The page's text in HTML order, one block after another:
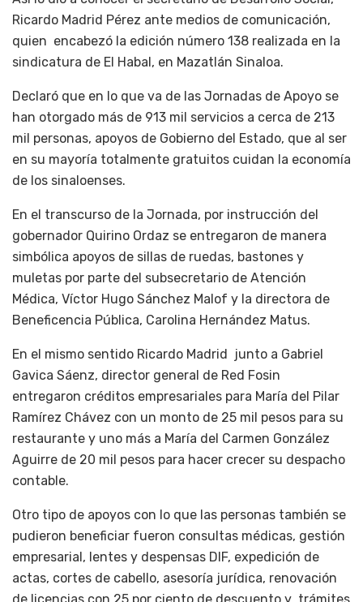
Ricardo Madrid Pérez ante medios de comunicación,
quien encabezó la edición número 138 realizada en la
sindicatura de El Habal, en Mazatlán Sinaloa.
Declaró que en lo que va de las Jornadas de Apoyo se
han otorgado más de 913 mil servicios a cerca de 213
mil personas, apoyos de Gobierno del Estado, que al ser
en su mayoría totalmente gratuitos cuidan la economía
de los sinaloenses.
En el transcurso de la Jornada, por instrucción del
gobernador Quirino Ordaz se entregaron de manera
simbólica apoyos de sillas de ruedas, bastones y
muletas por parte del subsecretario de Atención
Médica, Víctor Hugo Sánchez Malof y la directora de
Beneficencia Pública, Carolina Hernández Matus.
En el mismo sentido Ricardo Madrid junto a Gabriel
Gavica Sáenz, director general de Red Fosin
entregaron créditos empresariales para María del Pilar
Ramírez Chávez con un monto de 25 mil pesos para su
restaurante y uno más a María del Carmen González
Aguirre de 20 mil pesos para hacer crecer su despacho
contable.
Otro tipo de apoyos con lo que las personas también se
pudieron beneficiar fueron consultas médicas, gestión
empresarial, lentes y despensas DIF, expedición de
actas, cortes de cabello, asesoría jurídica, renovación